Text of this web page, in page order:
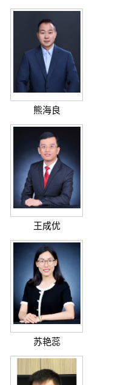
熊海良
王成优
苏艳蕊